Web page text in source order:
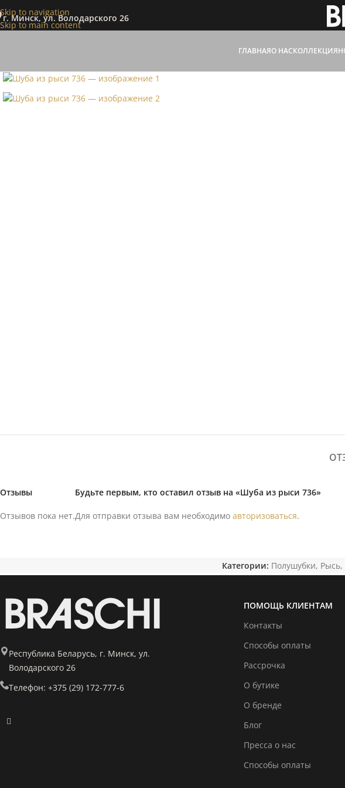
Skip to navigation
Skip to main content
г. Минск, ул. Володарского 26
ГЛАВНАЯО НАСКОЛЛЕКЦИЯ
Отзывы
Отзывов пока нет.
Будьте первым, кто оставил отзыв на «Шуба из рыси 736»
Для отправки отзыва вам необходимо авторизоваться.
Категории: Полушубки, Рысь,
Республика Беларусь, г. Минск, ул.
Володарского 26
Телефон: +375 (29) 172-777-6
ПОМОЩЬ КЛИЕНТАМ
Контакты
Способы оплаты
Рассрочка
О бутике
О бренде
Блог
Пресса о нас
Способы оплаты